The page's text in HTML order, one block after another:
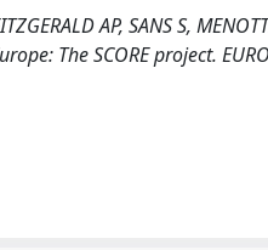
AP, SANS S,
The SCORE project.